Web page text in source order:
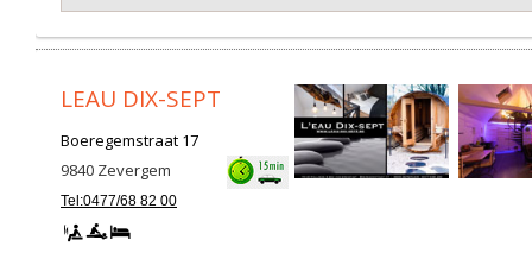
LEAU DIX-SEPT
Boeregemstraat 17
9840 Zevergem
Tel:0477/68 82 00